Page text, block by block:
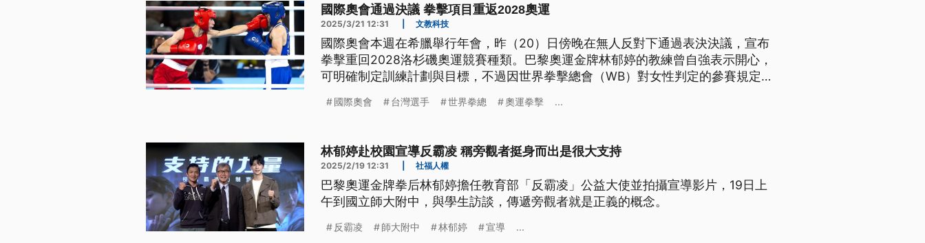
國際奧會通過決議 拳擊項目重返2028奧運
2025/3/21 12:31 文教科技
國際奧會本週在希臘舉行年會，昨（20）日傍晚在無人反對下通過表決決議，宣布
拳擊重回2028洛杉磯奧運競賽種類。巴黎奧運金牌林郁婷的教練曾自強表示開心，
可明確制定訓練計劃與目標，不過因世界拳擊總會（WB）對女性判定的參賽規定還
國際奧會 台灣選手 世界拳總 奧運拳擊 ...
林郁婷赴校園宣導反霸凌 稱旁觀者挺身而出是很大支持
2025/2/19 12:31 社福人權
巴黎奧運金牌拳后林郁婷擔任教育部「反霸凌」公益大使並拍攝宣導影片，19日上
午到國立師大附中，與學生訪談，傳遞旁觀者就是正義的概念。
反霸凌 師大附中 林郁婷 宣導 ...